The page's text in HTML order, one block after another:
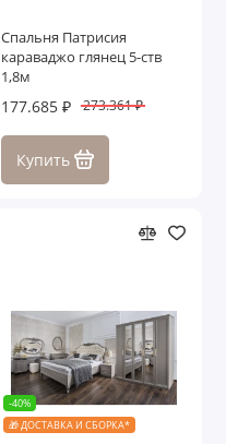
Спальня Патрисия
караваджо глянец 5-ств
1,8м
177.685 ₽ 273.361 ₽
Купить
-40%
🎁 ДОСТАВКА И СБОРКА*